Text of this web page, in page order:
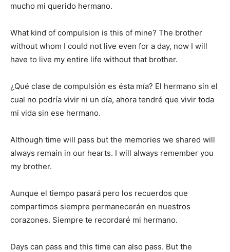
mucho mi querido hermano.
What kind of compulsion is this of mine? The brother
without whom I could not live even for a day, now I will
have to live my entire life without that brother.
¿Qué clase de compulsión es ésta mía? El hermano sin el
cual no podría vivir ni un día, ahora tendré que vivir toda
mi vida sin ese hermano.
Although time will pass but the memories we shared will
always remain in our hearts. I will always remember you
my brother.
Aunque el tiempo pasará pero los recuerdos que
compartimos siempre permanecerán en nuestros
corazones. Siempre te recordaré mi hermano.
Days can pass and this time can also pass. But the